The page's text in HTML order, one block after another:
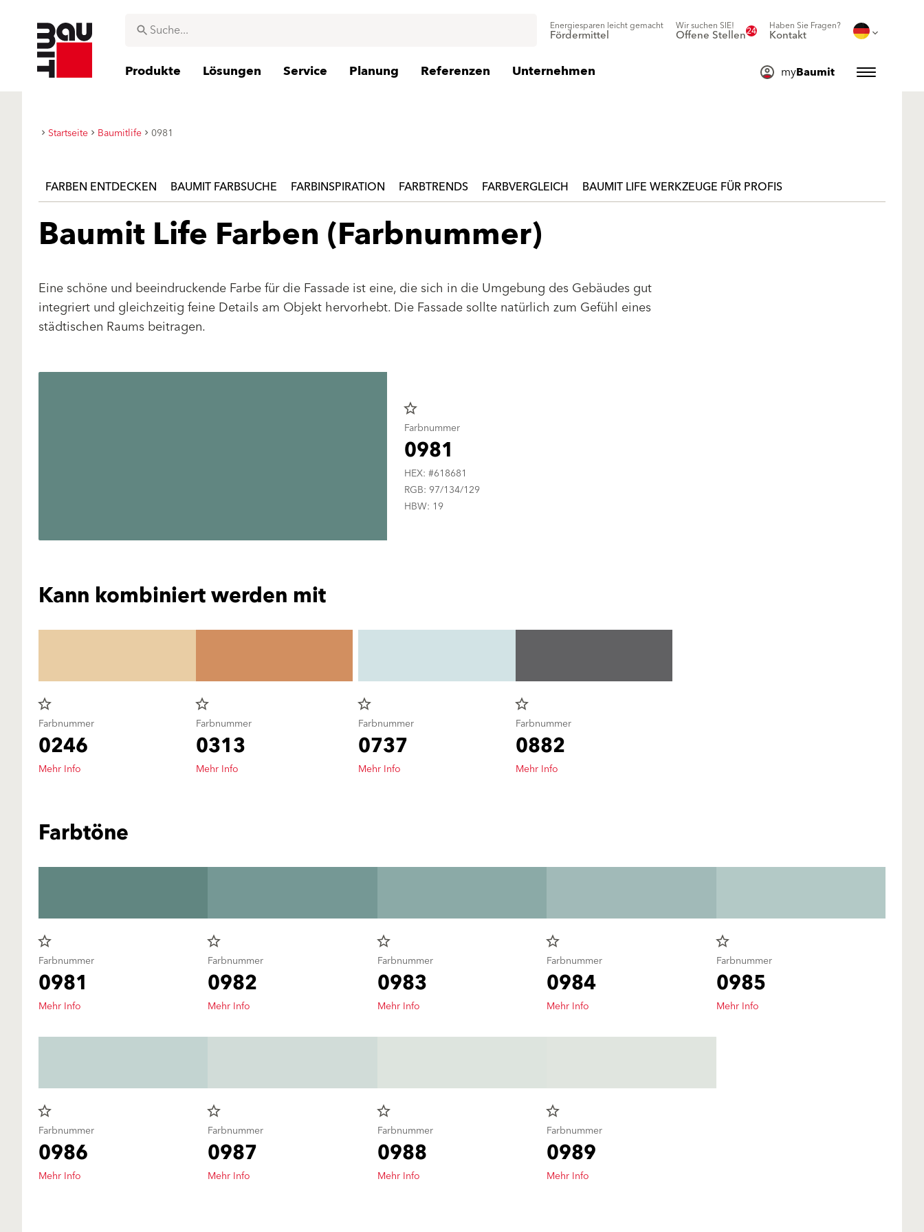
Energiesparen leicht gemacht
Fördermittel
Wir suchen SIE!
Offene Stellen24 Haben Sie Fragen?
Kontakt
Produkte Lösungen Service Planung Referenzen Unternehmen myBaumit
Startseite Baumitlife 0981
FARBEN ENTDECKEN BAUMIT FARBSUCHE FARBINSPIRATION FARBTRENDS FARBVERGLEICH BAUMIT LIFE WERKZEUGE FÜR PROFIS
Baumit Life Farben (Farbnummer)
Eine schöne und beeindruckende Farbe für die Fassade ist eine, die sich in die Umgebung des Gebäudes gut
integriert und gleichzeitig feine Details am Objekt hervorhebt. Die Fassade sollte natürlich zum Gefühl eines
städtischen Raums beitragen.
star_border
Farbnummer
0981
HEX: #618681
RGB: 97/134/129
HBW: 19
Kann kombiniert werden mit
star_border
Farbnummer
0246
Mehr Info
star_border
Farbnummer
0313
Mehr Info
star_border
Farbnummer
0737
Mehr Info
star_border
Farbnummer
0882
Mehr Info
Farbtöne
star_border
Farbnummer
0981
Mehr Info
star_border
Farbnummer
0982
Mehr Info
star_border
Farbnummer
0983
Mehr Info
star_border
Farbnummer
0984
Mehr Info
star_border
Farbnummer
0985
Mehr Info
star_border
Farbnummer
0986
Mehr Info
star_border
Farbnummer
0987
Mehr Info
star_border
Farbnummer
0988
Mehr Info
star_border
Farbnummer
0989
Mehr Info